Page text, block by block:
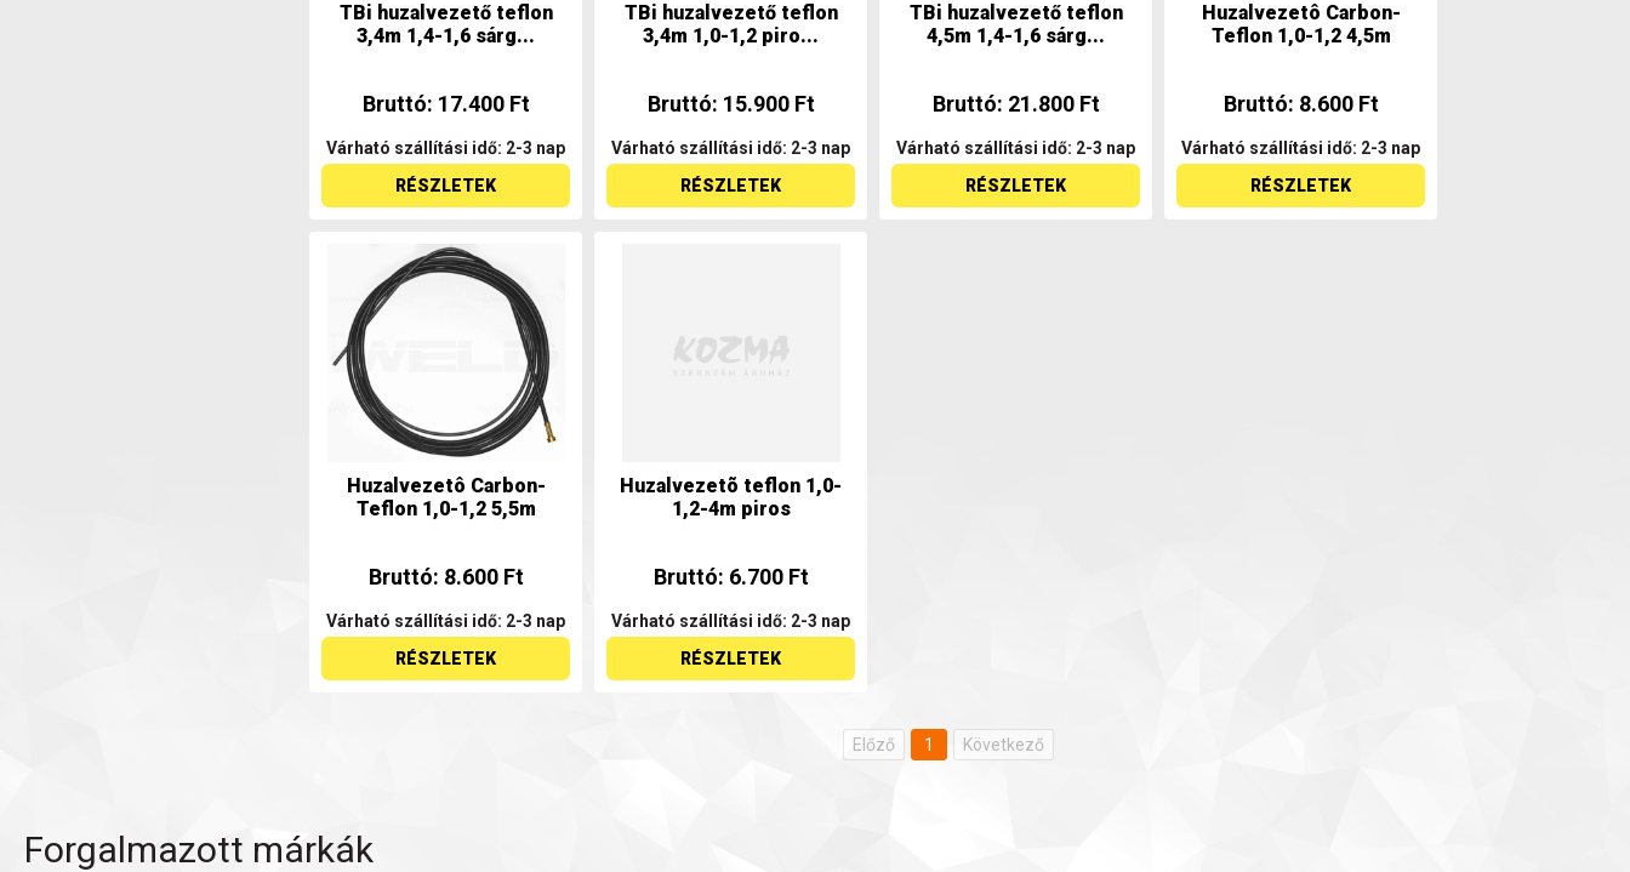
TBi huzalvezető teflon
3,4m 1,4-1,6 sárg...
Bruttó: 17.400 Ft
Várható szállítási idő: 2-3 nap
RÉSZLETEK
TBi huzalvezető teflon
3,4m 1,0-1,2 piro...
Bruttó: 15.900 Ft
Várható szállítási idő: 2-3 nap
RÉSZLETEK
TBi huzalvezető teflon
4,5m 1,4-1,6 sárg...
Bruttó: 21.800 Ft
Várható szállítási idő: 2-3 nap
RÉSZLETEK
Huzalvezetô Carbon-
Teflon 1,0-1,2 4,5m
Bruttó: 8.600 Ft
Várható szállítási idő: 2-3 nap
RÉSZLETEK
Huzalvezetô Carbon-
Teflon 1,0-1,2 5,5m
Bruttó: 8.600 Ft
Várható szállítási idő: 2-3 nap
RÉSZLETEK
Huzalvezetõ teflon 1,0-
1,2-4m piros
Bruttó: 6.700 Ft
Várható szállítási idő: 2-3 nap
RÉSZLETEK
Előző 1 Következő
Forgalmazott márkák